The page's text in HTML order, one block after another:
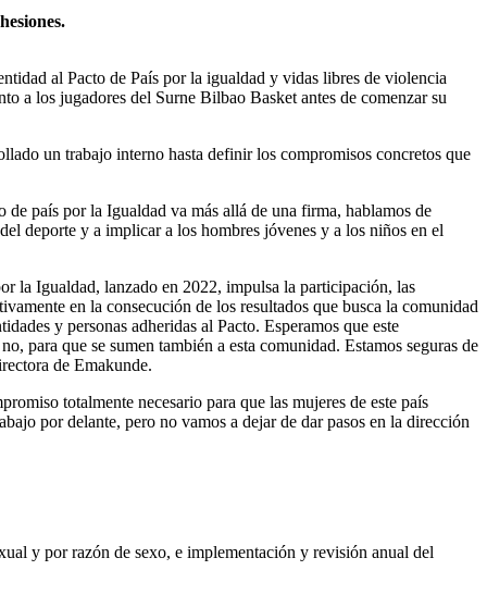
al Pacto de País por la igualdad y vidas libres de violencia
a los jugadores del Surne Bilbao Basket antes de comenzar su
un trabajo interno hasta definir los compromisos concretos que
país por la Igualdad va más allá de una firma, hablamos de
deporte y a implicar a los hombres jóvenes y a los niños en el
la Igualdad, lanzado en 2022, impulsa la participación, las
en la consecución de los resultados que busca la comunidad
y personas adheridas al Pacto. Esperamos que este
para que se sumen también a esta comunidad. Estamos seguras de
de Emakunde.
totalmente necesario para que las mujeres de este país
por delante, pero no vamos a dejar de dar pasos en la dirección
y por razón de sexo, e implementación y revisión anual del